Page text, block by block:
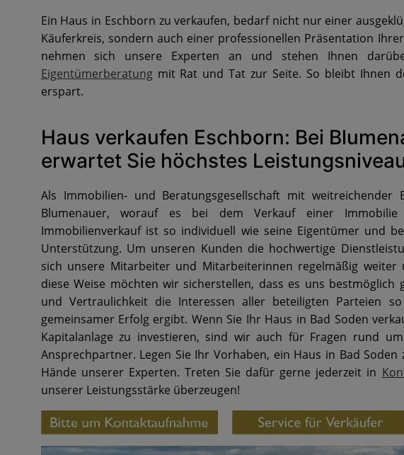
Ein Haus in Eschborn zu verkaufen, bedarf nicht nur einer
Käuferkreis, sondern auch einer professionellen Präsentation
nehmen sich unsere Experten an und stehen Ihnen
Eigentümerberatungmit Rat und Tat zur Seite. So bleibt Ihnen
erspart.
Haus verkaufen Eschborn: Bei
erwartet Sie höchstes
Als Immobilien- und Beratungsgesellschaft mit weitreichender
Blumenauer, worauf es bei dem Verkauf einer Immobilie
Immobilienverkauf ist so individuell wie seine Eigentümer und
Unterstützung. Um unseren Kunden die hochwertige
sich unsere Mitarbeiter und Mitarbeiterinnen regelmäßig weiter
diese Weise möchten wir sicherstellen, dass es uns
und Vertraulichkeit die Interessen aller beteiligten Parteien
gemeinsamer Erfolg ergibt. Wenn Sie Ihr Haus in Bad Soden
Kapitalanlage zu investieren, sind wir auch für Fragen rund
Ansprechpartner. Legen Sie Ihr Vorhaben, ein Haus in Bad
Hände unserer Experten. Treten Sie dafür gerne jederzeit in
unserer Leistungsstärke überzeugen!